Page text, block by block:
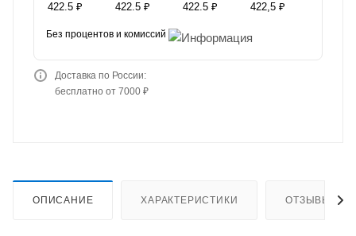
422.5 ₽ 422.5 ₽ 422.5 ₽ 422,5 ₽
Без процентов и комиссий
Доставка по России:
бесплатно от 7000 ₽
ОПИСАНИЕ ХАРАКТЕРИСТИКИ ОТЗЫВЫ